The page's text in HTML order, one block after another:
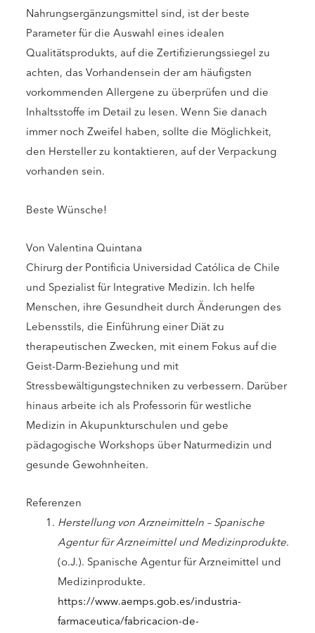
Nahrungsergänzungsmittel sind, ist der beste
Parameter für die Auswahl eines idealen
Qualitätsprodukts, auf die Zertifizierungssiegel zu
achten, das Vorhandensein der am häufigsten
vorkommenden Allergene zu überprüfen und die
Inhaltsstoffe im Detail zu lesen. Wenn Sie danach
immer noch Zweifel haben, sollte die Möglichkeit,
den Hersteller zu kontaktieren, auf der Verpackung
vorhanden sein.
Beste Wünsche!
Von Valentina Quintana
Chirurg der Pontificia Universidad Católica de Chile
und Spezialist für Integrative Medizin. Ich helfe
Menschen, ihre Gesundheit durch Änderungen des
Lebensstils, die Einführung einer Diät zu
therapeutischen Zwecken, mit einem Fokus auf die
Geist-Darm-Beziehung und mit
Stressbewältigungstechniken zu verbessern. Darüber
hinaus arbeite ich als Professorin für westliche
Medizin in Akupunkturschulen und gebe
pädagogische Workshops über Naturmedizin und
gesunde Gewohnheiten.
Referenzen
Herstellung von Arzneimitteln – Spanische
Agentur für Arzneimittel und Medizinprodukte.
(o.J.). Spanische Agentur für Arzneimittel und
Medizinprodukte.
https://www.aemps.gob.es/industria-
farmaceutica/fabricacion-de-